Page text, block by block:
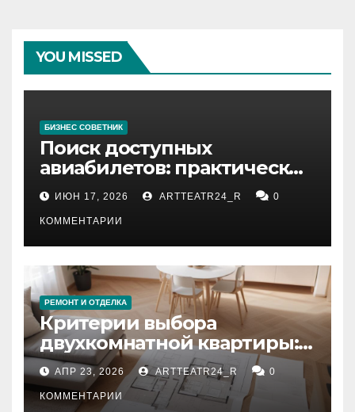
YOU MISSED
БИЗНЕС СОВЕТНИК
Поиск доступных
авиабилетов: практические
рекомендации
ИЮН 17, 2026 ARTTEATR24_R 0
КОММЕНТАРИИ
РЕМОНТ И ОТДЕЛКА
Критерии выбора
двухкомнатной квартиры:
планировка, площадь,
состояние и документация
АПР 23, 2026 ARTTEATR24_R 0
КОММЕНТАРИИ